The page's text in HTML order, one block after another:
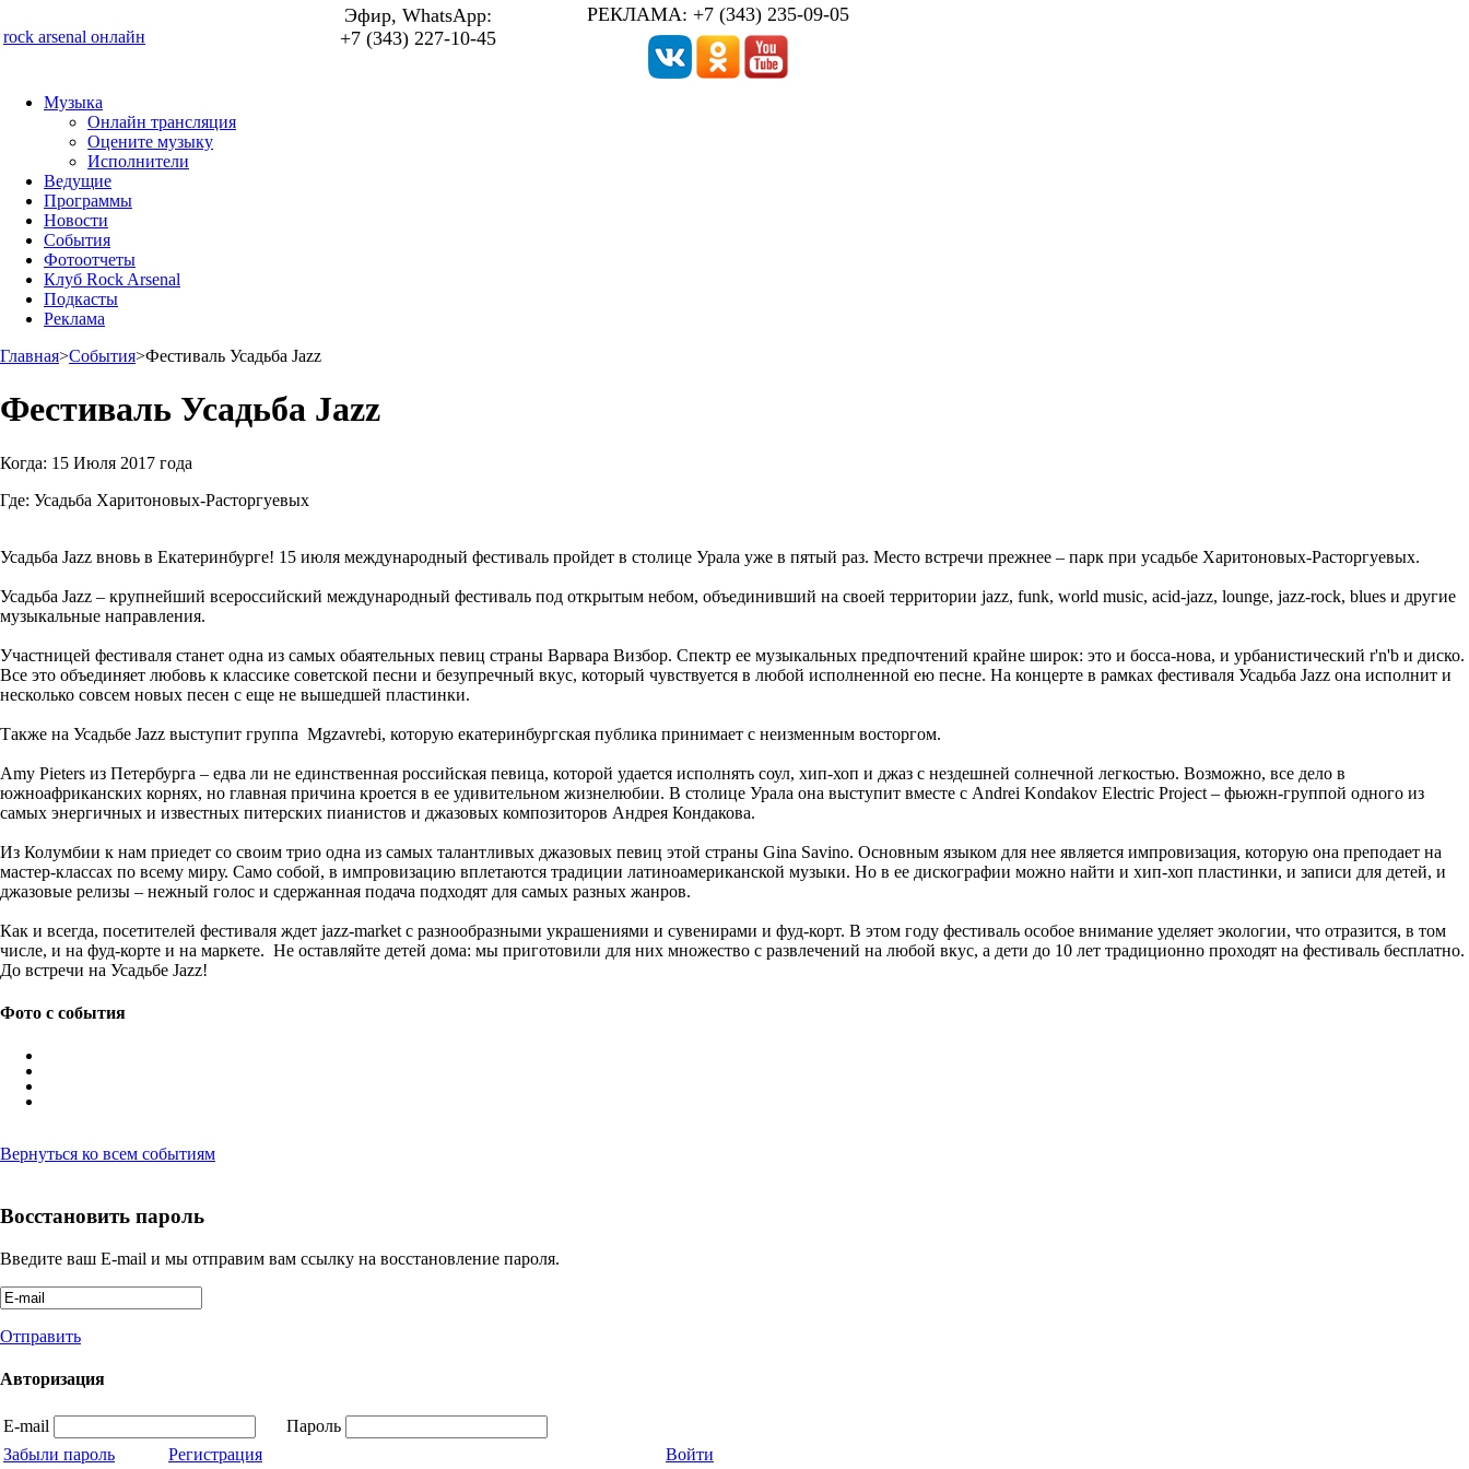
rock arsenal онлайн
Эфир, WhatsApp:
+7 (343) 227-10-45
РЕКЛАМА: +7 (343) 235-09-05
Музыка
Онлайн трансляция
Оцените музыку
Исполнители
Ведущие
Программы
Новости
События
Фотоотчеты
Клуб Rock Arsenal
Подкасты
Реклама
Главная>События>Фестиваль Усадьба Jazz
Фестиваль Усадьба Jazz
Когда: 15 Июля 2017 года
Где: Усадьба Харитоновых-Расторгуевых
Усадьба Jazz вновь в Екатеринбурге! 15 июля международный фестиваль пройдет в столице Урала уже в пятый раз. Место встречи прежнее – парк при усадьбе Харитоновых-Расторгуевых.
Усадьба Jazz – крупнейший всероссийский международный фестиваль под открытым небом, объединивший на своей территории jazz, funk, world music, acid-jazz, lounge, jazz-rock, blues и другие
музыкальные направления.
Участницей фестиваля станет одна из самых обаятельных певиц страны Варвара Визбор. Спектр ее музыкальных предпочтений крайне широк: это и босса-нова, и урбанистический r'n'b и диско.
Все это объединяет любовь к классике советской песни и безупречный вкус, который чувствуется в любой исполненной ею песне. На концерте в рамках фестиваля Усадьба Jazz она исполнит и
несколько совсем новых песен с еще не вышедшей пластинки.
Также на Усадьбе Jazz выступит группа Mgzavrebi, которую екатеринбургская публика принимает с неизменным восторгом.
Amy Pieters из Петербурга – едва ли не единственная российская певица, которой удается исполнять соул, хип-хоп и джаз с нездешней солнечной легкостью. Возможно, все дело в
южноафриканских корнях, но главная причина кроется в ее удивительном жизнелюбии. В столице Урала она выступит вместе с Andrei Kondakov Electric Project – фьюжн-группой одного из
самых энергичных и известных питерских пианистов и джазовых композиторов Андрея Кондакова.
Из Колумбии к нам приедет со своим трио одна из самых талантливых джазовых певиц этой страны Gina Savino. Основным языком для нее является импровизация, которую она преподает на
мастер-классах по всему миру. Само собой, в импровизацию вплетаются традиции латиноамериканской музыки. Но в ее дискографии можно найти и хип-хоп пластинки, и записи для детей, и
джазовые релизы – нежный голос и сдержанная подача подходят для самых разных жанров.
Как и всегда, посетителей фестиваля ждет jazz-market с разнообразными украшениями и сувенирами и фуд-корт. В этом году фестиваль особое внимание уделяет экологии, что отразится, в том
числе, и на фуд-корте и на маркете. Не оставляйте детей дома: мы приготовили для них множество с развлечений на любой вкус, а дети до 10 лет традиционно проходят на фестиваль бесплатно.
До встречи на Усадьбе Jazz!
Фото с события
Вернуться ко всем событиям
Восстановить пароль
Введите ваш E-mail и мы отправим вам ссылку на восстановление пароля.
Отправить
Авторизация
E-mail
Пароль
Забыли пароль
Регистрация Войти